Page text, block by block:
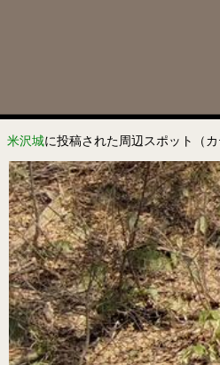
米沢城に投稿された周辺スポット（